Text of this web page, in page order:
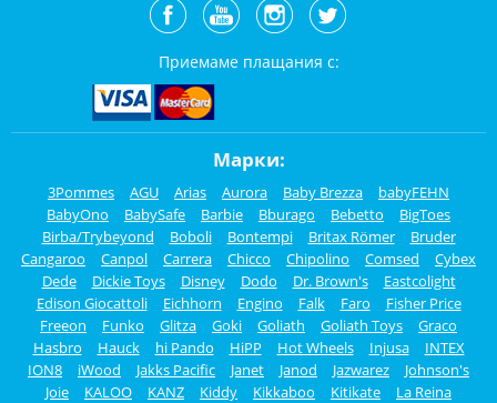
Приемаме плащания с:
Марки:
3Pommes AGU Arias Aurora Baby Brezza
babyFEHN
BabyOno
BabySafe Barbie Bburago Bebetto
BigToes
Birba/Trybeyond
Boboli Bontempi Britax Römer
Bruder
Cangaroo
Canpol Carrera Chicco Chipolino Comsed
Cybex
Dede
Dickie Toys Disney Dodo Dr. Brown's
Eastcolight
Edison Giocattoli
Eichhorn Engino Falk Faro
Fisher Price
Freeon
Funko Glitza Goki Goliath Goliath Toys
Graco
Hasbro
Hauck hi Pando HiPP Hot Wheels Injusa
INTEX
ION8
iWood Jakks Pacific Janet Janod Jazwarez
Johnson's
Joie
KALOO KANZ Kiddy Kikkaboo Kitikate
La Reina